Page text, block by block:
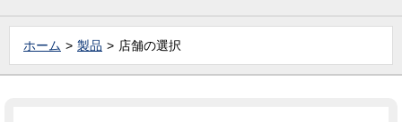
ホーム 製品 店舗の選択